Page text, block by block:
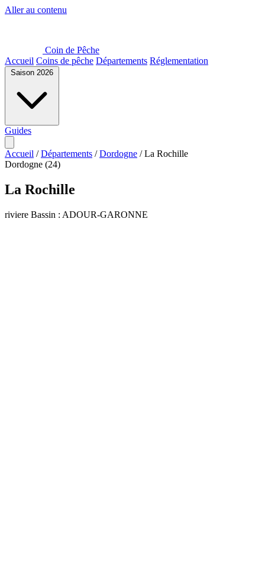
Aller au contenu
Coin de Pêche
Accueil Coins de pêche Départements Réglementation
Saison 2026
Guides
Accueil / Départements / Dordogne / La Rochille
Dordogne (24)
La Rochille
riviere Bassin : ADOUR-GARONNE